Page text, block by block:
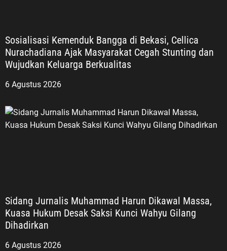
Sosialisasi Kemenduk Bangga di Bekasi, Cellica
Nurachadiana Ajak Masyarakat Cegah Stunting dan
Wujudkan Keluarga Berkualitas
6 Agustus 2026
Sidang Jurnalis Muhammad Harun Dikawal Massa,
Kuasa Hukum Desak Saksi Kunci Wahyu Gilang
Dihadirkan
6 Agustus 2026